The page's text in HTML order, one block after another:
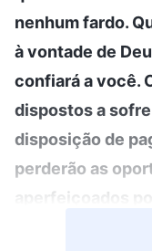
nenhum fardo.
à vontade de
confiará a você.
dispostos a
disposição de
perderão as
aperfeiçoados
danos a si